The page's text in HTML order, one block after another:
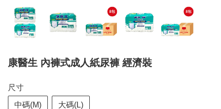
康醫生 內褲式成人紙尿褲 經濟裝
尺寸
中碼(M) 大碼(L)